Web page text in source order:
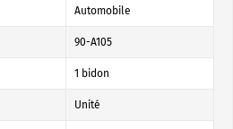
Automobile
90-A105
1 bidon
Unité